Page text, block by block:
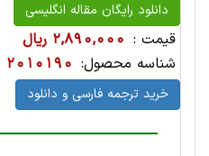
دانلود رایگان مقاله انگلیسی
قیمت : 2,890,000 ریال
شناسه محصول: 2010190
خرید ترجمه فارسی و دانلود